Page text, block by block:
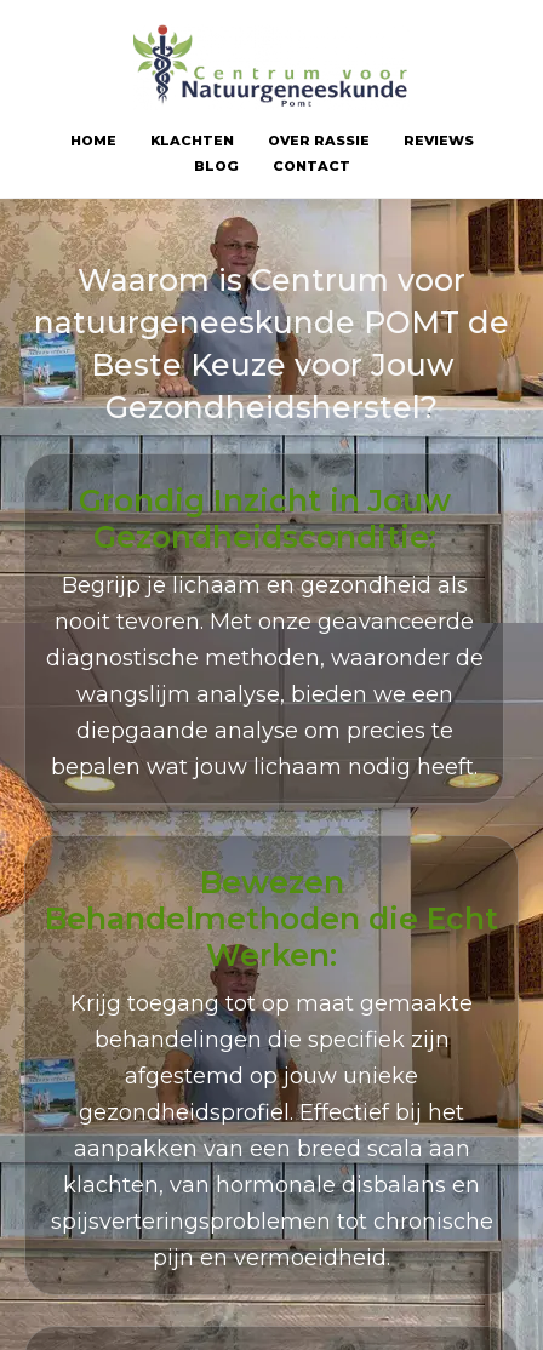
HOME KLACHTEN OVER RASSIE
REVIEWS
BLOG
CONTACT
Waarom is Centrum voor
natuurgeneeskunde POMT de
Beste Keuze voor Jouw
Gezondheidsherstel?
Grondig Inzicht in Jouw
Gezondheidsconditie:
Begrijp je lichaam en gezondheid als
nooit tevoren. Met onze geavanceerde
diagnostische methoden, waaronder de
wangslijm analyse, bieden we een
diepgaande analyse om precies te
bepalen wat jouw lichaam nodig heeft.
Bewezen
Behandelmethoden die Echt
Werken:
Krijg toegang tot op maat gemaakte
behandelingen die specifiek zijn
afgestemd op jouw unieke
gezondheidsprofiel. Effectief bij het
aanpakken van een breed scala aan
klachten, van hormonale disbalans en
spijsverteringsproblemen tot chronische
pijn en vermoeidheid.